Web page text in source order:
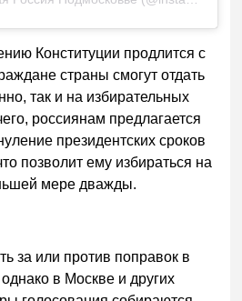
Конституции продлится с
страны смогут отдать
так и на избирательных
россиянам предлагается
президентских сроков
позволит ему избираться на
мере дважды.
за или против поправок в
в Москве и других